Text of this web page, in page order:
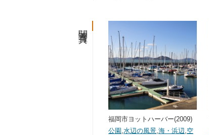
福岡市ヨットハーバー(2009)
公園 水辺の風景 海・浜辺 空